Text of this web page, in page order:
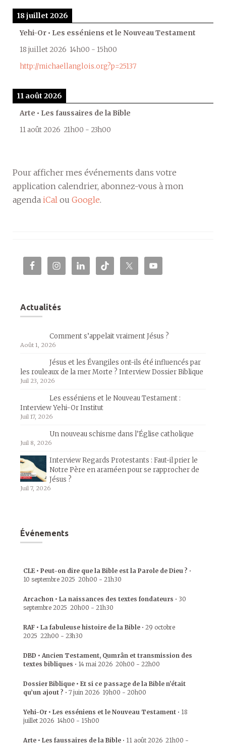
18 juillet 2026
Yehi-Or • Les esséniens et le Nouveau Testament
18 juillet 2026 14h00 - 15h00
http://michaellanglois.org?p=25137
11 août 2026
Arte • Les faussaires de la Bible
11 août 2026 21h00 - 23h00
Pour afficher mes événements dans votre
application calendrier, abonnez-vous à mon
agenda iCal ou Google.
Actualités
Comment s’appelait vraiment Jésus ?
Août 1, 2026
Jésus et les Évangiles ont-ils été influencés par
les rouleaux de la mer Morte ? Interview Dossier Biblique
Juil 23, 2026
Les esséniens et le Nouveau Testament :
Interview Yehi-Or Institut
Juil 17, 2026
Un nouveau schisme dans l’Église catholique
Juil 8, 2026
Interview Regards Protestants : Faut-il prier le
Notre Père en araméen pour se rapprocher de
Jésus ?
Juil 7, 2026
Événements
CLE • Peut-on dire que la Bible est la Parole de Dieu ? •
10 septembre 2025 20h00 - 21h30
Arcachon • La naissances des textes fondateurs • 30
septembre 2025 20h00 - 21h30
RAF • La fabuleuse histoire de la Bible • 29 octobre
2025 22h00 - 23h30
DBD • Ancien Testament, Qumrân et transmission des
textes bibliques • 14 mai 2026 20h00 - 22h00
Dossier Biblique • Et si ce passage de la Bible n’était
qu’un ajout ? • 7 juin 2026 19h00 - 20h00
Yehi-Or • Les esséniens et le Nouveau Testament • 18
juillet 2026 14h00 - 15h00
Arte • Les faussaires de la Bible • 11 août 2026 21h00 -